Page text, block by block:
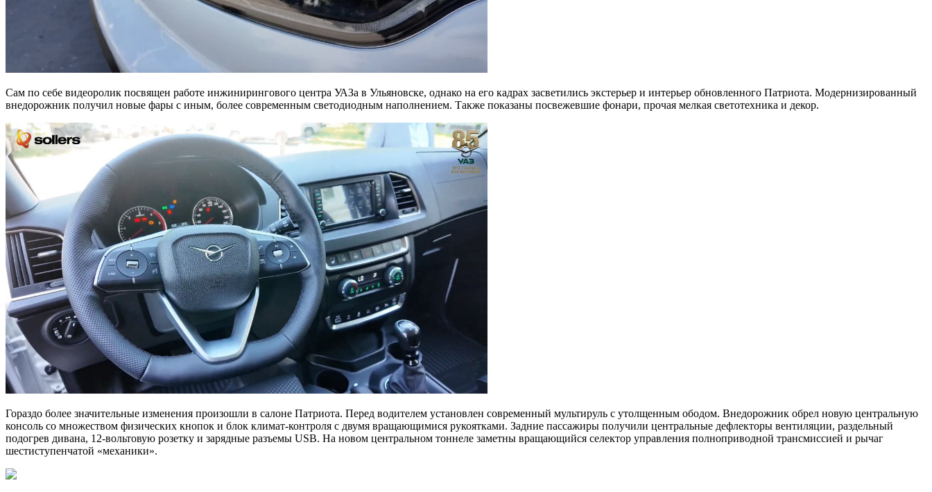
Сам по себе видеоролик посвящен работе инжинирингового центра УАЗа в Ульяновске, однако на его кадрах засветились экстерьер и интерьер обновленного Патриота. Модернизированный
внедорожник получил новые фары с иным, более современным светодиодным наполнением. Также показаны посвежевшие фонари, прочая мелкая светотехника и декор.
Гораздо более значительные изменения произошли в салоне Патриота. Перед водителем установлен современный мультируль с утолщенным ободом. Внедорожник обрел новую центральную
консоль со множеством физических кнопок и блок климат-контроля с двумя вращающимися рукоятками. Задние пассажиры получили центральные дефлекторы вентиляции, раздельный
подогрев дивана, 12-вольтовую розетку и зарядные разъемы USB. На новом центральном тоннеле заметны вращающийся селектор управления полноприводной трансмиссией и рычаг
шестиступенчатой «механики».